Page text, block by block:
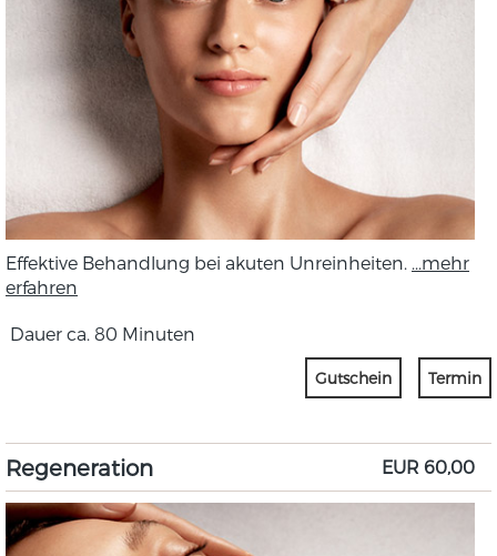
Effektive Behandlung bei akuten Unreinheiten. ...mehr
erfahren
Dauer ca. 80 Minuten
Gutschein Termin
Regeneration EUR 60,00